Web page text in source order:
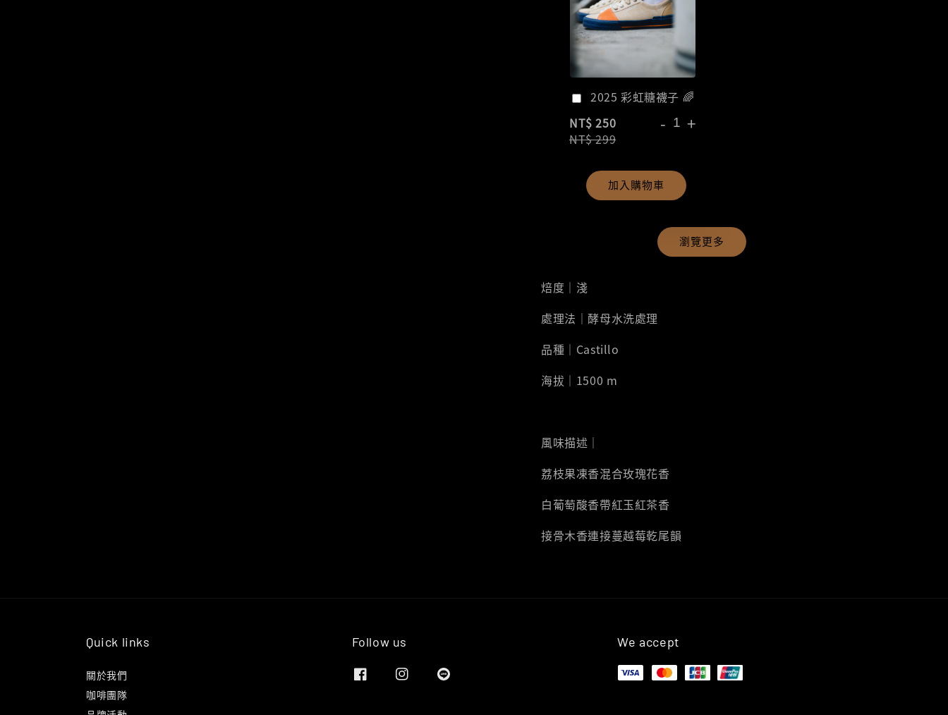
2025 彩虹糖襪子 🌈
NT$ 250
NT$ 299
- +
加入購物車
瀏覽更多
焙度｜淺
處理法｜酵母水洗處理
品種｜Castillo
海拔｜1500 m
風味描述｜
荔枝果凍香混合玫瑰花香
白葡萄酸香帶紅玉紅茶香
接骨木香連接蔓越莓乾尾韻
Quick links
關於我們
咖啡團隊
Follow us We accept